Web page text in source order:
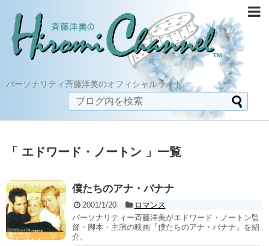
パーソナリティ斉藤洋美のオフィシャルサイト
「 エドワード・ノートン 」一覧
僕たちのアナ・バナナ
2001/1/20
ロマンス
パーソナリティー斉藤洋美がエドワード・ノートン監
督・脚本・主演の映画『僕たちのアナ・バナナ』を紹
介。